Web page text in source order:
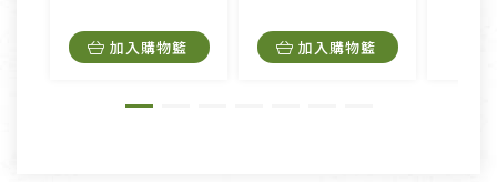
內衣褲、襪子、口罩個人衛生用品除商品本身有瑕疵
外,依據《通訊交易解除權合理例外情事適用準
加入購物籃 加入購物籃